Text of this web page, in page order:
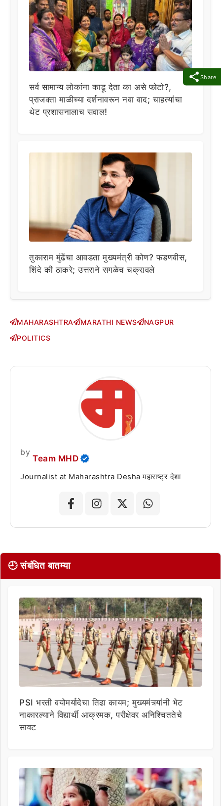
Share
सर्व सामान्य लोकांना काढू देता का असे फोटो?,
प्राजक्ता माळीच्या दर्शनावरून नवा वाद; चाहत्यांचा
थेट प्रशासनालाच सवाल!
तुकाराम मुंढेंचा आवडता मुख्यमंत्री कोण? फडणवीस,
शिंदे की ठाकरे; उत्तराने सगळेच चक्रावले
MAHARASHTRA MARATHI NEWS
NAGPUR
POLITICS
by
Team MHD
Journalist at Maharashtra Desha महाराष्ट्र देशा
🕘 संबंधित बातम्या
PSI भरती वयोमर्यादेचा तिढा कायम; मुख्यमंत्र्यांनी भेट
नाकारल्याने विद्यार्थी आक्रमक, परीक्षेवर अनिश्चिततेचे
सावट